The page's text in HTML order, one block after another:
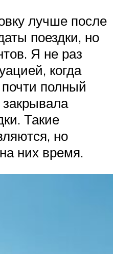
лучше после
поездки, но
Я не раз
когда
полный
закрывала
Такие
но
них время.